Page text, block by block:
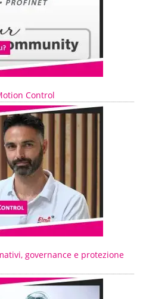
Control
governance e protezione